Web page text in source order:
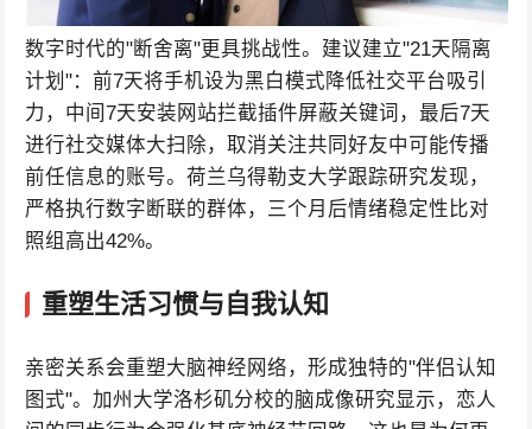
数字时代的"断舍离"更具挑战性。建议建立"21天隔离
计划"：前7天将手机设为黑白模式降低社交平台吸引
力，中间7天安装网站拦截插件屏蔽关键词，最后7天
进行社交媒体大扫除，取消关注共同好友中可能传播
前任信息的账号。荷兰乌得勒支大学跟踪研究发现，
严格执行数字断联的群体，三个月后情绪稳定性比对
照组高出42%。
重塑生活习惯与自我认知
亲密关系会重塑大脑神经网络，形成独特的"伴侣认知
图式"。加州大学洛杉矶分校的脑成像研究显示，恋人